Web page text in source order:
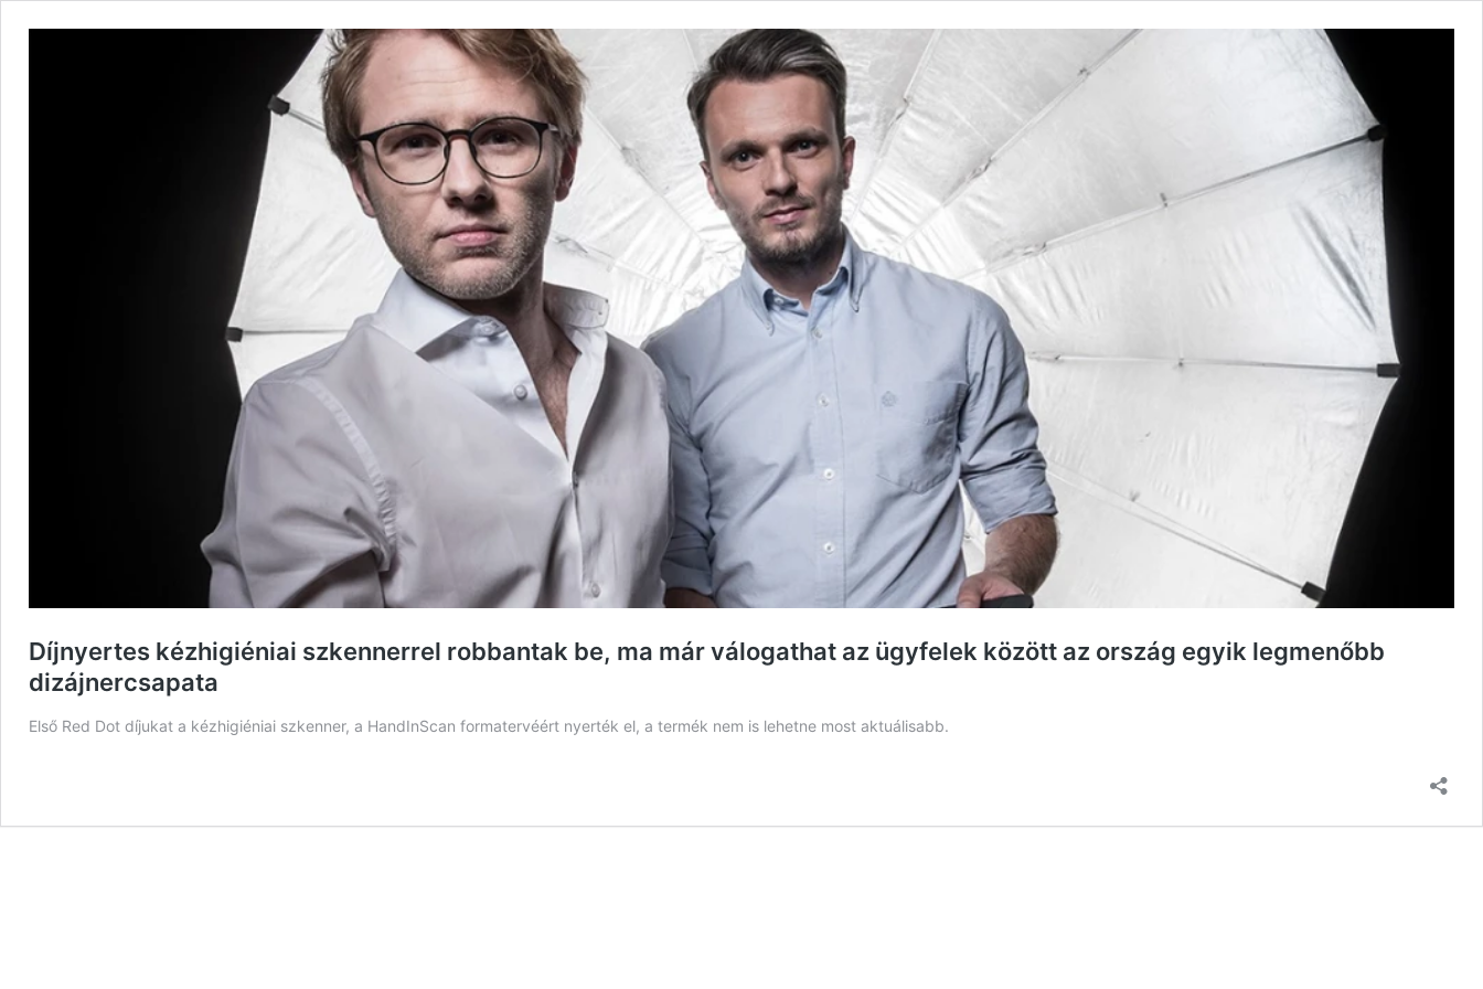
Díjnyertes kézhigiéniai szkennerrel robbantak be, ma már válogathat az ügyfelek között az ország egyik legmenőbb
dizájnercsapata
Első Red Dot díjukat a kézhigiéniai szkenner, a HandInScan formatervéért nyerték el, a termék nem is lehetne most aktuálisabb.